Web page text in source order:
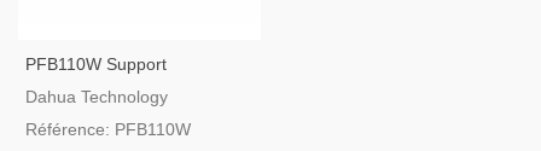
PFB110W Support
D'installation Pour Caméra
Dahua Technology
Référence: PFB110W